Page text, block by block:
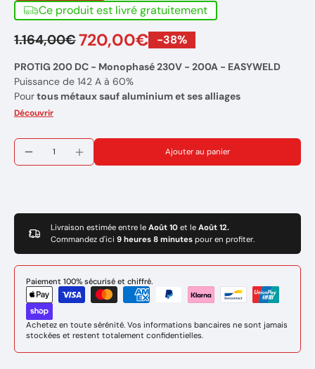
Ce produit est livré gratuitement
1.164,00€720,00€ -38%
PROTIG 200 DC - Monophasé 230V - 200A - EASYWELD
Puissance de 142 A à 60%
Pourtous métaux sauf aluminium et ses alliages
Courant pulsé
1x Une torche WeldTig 26 (4m)
1x Un cable de masse (3m)
1x Un pince porte electrode (3m)
Réference: 1EW012X
Garantie de 3 ans
Découvrir
Ajouter au panier
Livraison estimée entre le Août 10 et le Août 12.
Commandez d'ici 9 heures 8 minutes pour en profiter.
Paiement 100% sécurisé et chiffré.
Achetez en toute sérénité. Vos informations bancaires ne sont jamais
stockées et restent totalement confidentielles.